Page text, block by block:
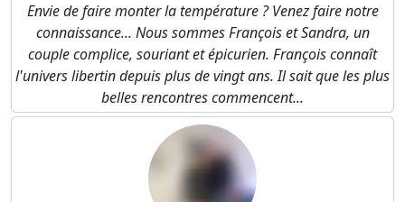
Envie de faire monter la température ? Venez faire notre
connaissance... Nous sommes François et Sandra, un
couple complice, souriant et épicurien. François connaît
l'univers libertin depuis plus de vingt ans. Il sait que les plus
belles rencontres commencent...